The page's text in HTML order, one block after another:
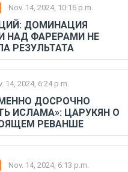
Nov. 14, 2024, 10:16 p.m.
ДОМИНАЦИЯ
НАД ФАРЕРАМИ НЕ
РЕЗУЛЬТАТА
14, 2024, 6:24 p.m.
ДОСРОЧНО
ИСЛАМА»: ЦАРУКЯН О
РЕВАНШЕ
Nov. 14, 2024, 6:13 p.m.